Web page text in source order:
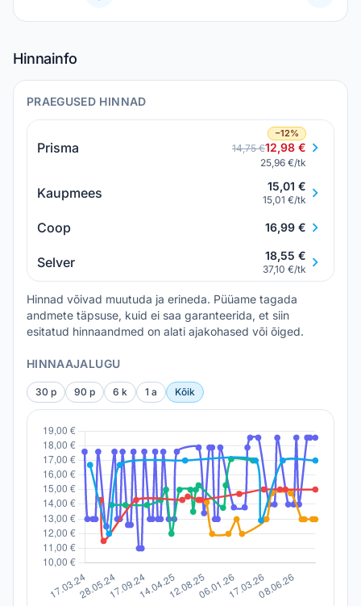
Hinnainfo
PRAEGUSED HINNAD
Prisma
−12%
14,75 €12,98 €
25,96 €/tk
Kaupmees 15,01 €
15,01 €/tk
Coop 16,99 €
Selver 18,55 €
37,10 €/tk
Hinnad võivad muutuda ja erineda. Püüame tagada
andmete täpsuse, kuid ei saa garanteerida, et siin
esitatud hinnaandmed on alati ajakohased või õiged.
HINNAAJALUGU
30 p 90 p 6 k 1 a Kõik